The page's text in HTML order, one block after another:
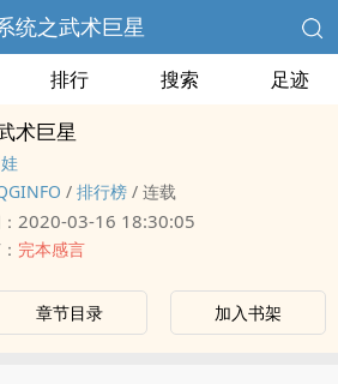
统之武术巨星
排行 搜索 足迹
术巨星
/ 排行榜 / 连载
2020-03-16 18:30:05
完本感言
章节目录 加入书架